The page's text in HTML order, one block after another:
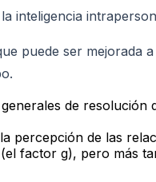
inteligencia
puede ser
de resolución
percepción de las
factor g), pero más